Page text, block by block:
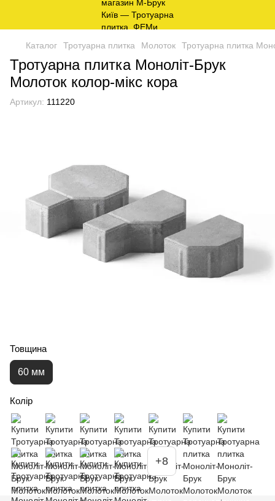
Каталог Тротуарна плитка Молоток Тротуарна плитка
Тротуарна плитка Моноліт-Брук
Молоток колор-мікс кора
Артикул: 111220
Товщина
60 мм
Колір
+8